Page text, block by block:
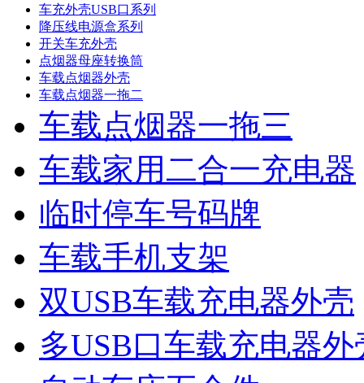
车充外壳USB口系列
降压线电源盒系列
开关车充外壳
点烟器母座转换筒
车载点烟器外壳
车载点烟器一拖二
车载点烟器一拖三
车载家用二合一充电器
临时停车号码牌
车载手机支架
双USB车载充电器外壳
多USB口车载充电器外